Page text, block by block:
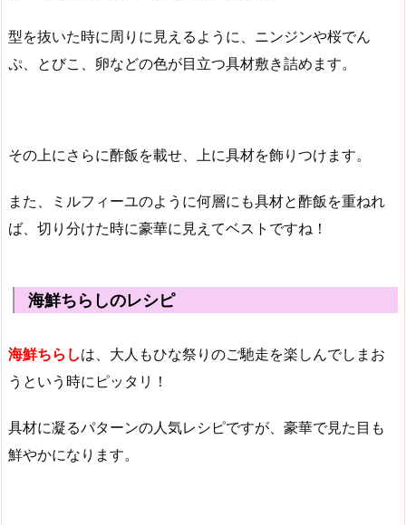
型を抜いた時に周りに見えるように、ニンジンや桜でん
ぷ、とびこ、卵などの色が目立つ具材敷き詰めます。
その上にさらに酢飯を載せ、上に具材を飾りつけます。
また、ミルフィーユのように何層にも具材と酢飯を重ねれ
ば、切り分けた時に豪華に見えてベストですね！
海鮮ちらしのレシピ
海鮮ちらしは、大人もひな祭りのご馳走を楽しんでしまお
うという時にピッタリ！
具材に凝るパターンの人気レシピですが、豪華で見た目も
鮮やかになります。